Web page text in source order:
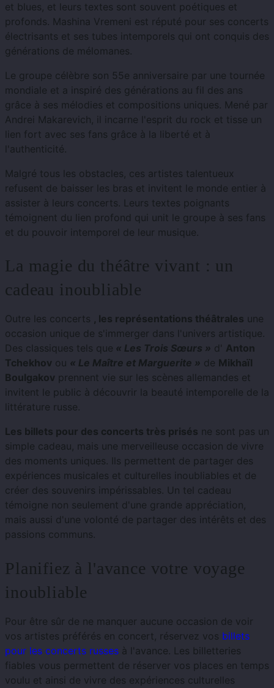
et blues, et leurs textes sont souvent poétiques et
profonds. Mashina Vremeni est réputé pour ses concerts
électrisants et ses tubes intemporels qui ont conquis des
générations de mélomanes.
Le groupe célèbre son 55e anniversaire par une tournée
mondiale et a inspiré des générations au fil des ans
grâce à ses mélodies et compositions uniques. Mené par
Andrei Makarevich, il incarne l'esprit du rock et tisse un
lien fort avec ses fans grâce à la liberté et à
l'authenticité.
Malgré tous les obstacles, ces artistes talentueux
refusent de baisser les bras et invitent le monde entier à
assister à leurs concerts. Leurs textes poignants
témoignent du lien profond qui unit le groupe à ses fans
et du pouvoir intemporel de leur musique.
La magie du théâtre vivant : un
cadeau inoubliable
Outre les concerts , les représentations théâtrales une
occasion unique de s'immerger dans l'univers artistique.
Des classiques tels que « Les Trois Sœurs » d' Anton
Tchekhov ou « Le Maître et Marguerite » de Mikhaïl
Boulgakov prennent vie sur les scènes allemandes et
invitent le public à découvrir la beauté intemporelle de la
littérature russe.
Les billets pour des concerts très prisés ne sont pas un
simple cadeau, mais une merveilleuse occasion de vivre
des moments uniques. Ils permettent de partager des
expériences musicales et culturelles inoubliables et de
créer des souvenirs impérissables. Un tel cadeau
témoigne non seulement d'une grande appréciation,
mais aussi d'une volonté de partager des intérêts et des
passions communs.
Planifiez à l'avance votre voyage
inoubliable
Pour être sûr de ne manquer aucune occasion de voir
vos artistes préférés en concert, réservez vos billets
pour les concerts russes à l'avance. Les billetteries
fiables vous permettent de réserver vos places en temps
voulu et ainsi de vivre des expériences culturelles